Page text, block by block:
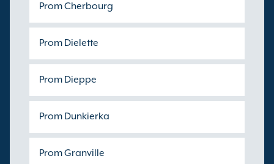
Prom Cherbourg
Prom Dielette
Prom Dieppe
Prom Dunkierka
Prom Granville